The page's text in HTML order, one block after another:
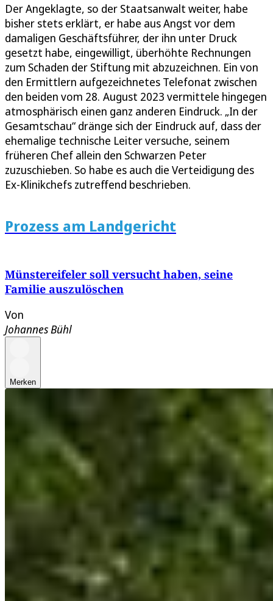
Der Angeklagte, so der Staatsanwalt weiter, habe
bisher stets erklärt, er habe aus Angst vor dem
damaligen Geschäftsführer, der ihn unter Druck
gesetzt habe, eingewilligt, überhöhte Rechnungen
zum Schaden der Stiftung mit abzuzeichnen. Ein von
den Ermittlern aufgezeichnetes Telefonat zwischen
den beiden vom 28. August 2023 vermittele hingegen
atmosphärisch einen ganz anderen Eindruck. „In der
Gesamtschau“ dränge sich der Eindruck auf, dass der
ehemalige technische Leiter versuche, seinem
früheren Chef allein den Schwarzen Peter
zuzuschieben. So habe es auch die Verteidigung des
Ex-Klinikchefs zutreffend beschrieben.
Prozess am Landgericht
Münstereifeler soll versucht haben, seine
Familie auszulöschen
Von
Johannes Bühl
Merken